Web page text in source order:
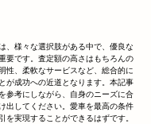
、様々な選択肢がある中で、優良な
要です。査定額の高さはもちろんの
性、柔軟なサービスなど、総合的に
が成功への近道となります。本記事
参考にしながら、自身のニーズに合
出してください。愛車を最高の条件
を実現することができるはずです。